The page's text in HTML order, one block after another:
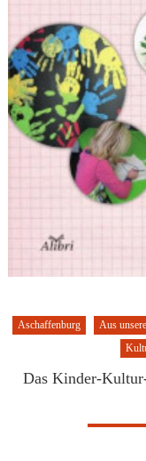
Aschaffenburg Aus
Das Kinder-